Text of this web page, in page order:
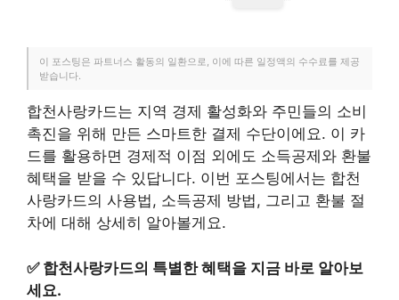
이 포스팅은 파트너스 활동의 일환으로, 이에 따른 일정액의 수수료를 제공
받습니다.
합천사랑카드는 지역 경제 활성화와 주민들의 소비
촉진을 위해 만든 스마트한 결제 수단이에요. 이 카
드를 활용하면 경제적 이점 외에도 소득공제와 환불
혜택을 받을 수 있답니다. 이번 포스팅에서는 합천
사랑카드의 사용법, 소득공제 방법, 그리고 환불 절
차에 대해 상세히 알아볼게요.
✅ 합천사랑카드의 특별한 혜택을 지금 바로 알아보
세요.